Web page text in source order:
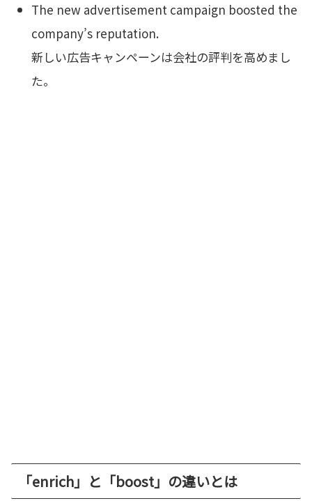
The new advertisement campaign boosted the
company’s reputation.
新しい広告キャンペーンは会社の評判を高めまし
た。
「enrich」と「boost」の違いとは